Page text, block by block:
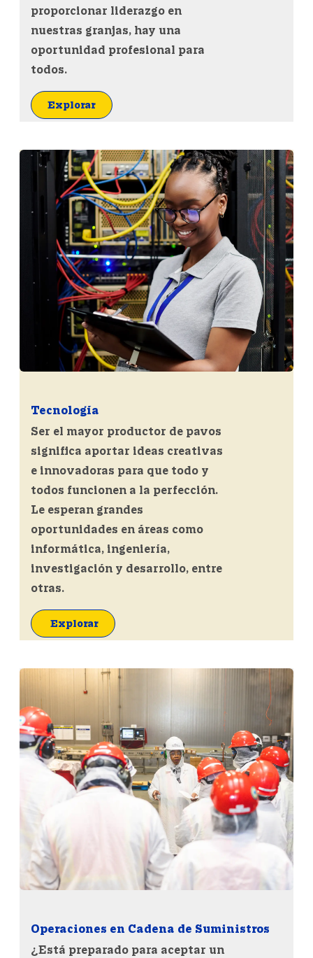
proporcionar liderazgo en
nuestras granjas, hay una
oportunidad profesional para
todos.
Explorar
Tecnología
Ser el mayor productor de pavos
significa aportar ideas creativas
e innovadoras para que todo y
todos funcionen a la perfección.
Le esperan grandes
oportunidades en áreas como
informática, ingeniería,
investigación y desarrollo, entre
otras.
Explorar
Operaciones en Cadena de Suministros
¿Está preparado para aceptar un